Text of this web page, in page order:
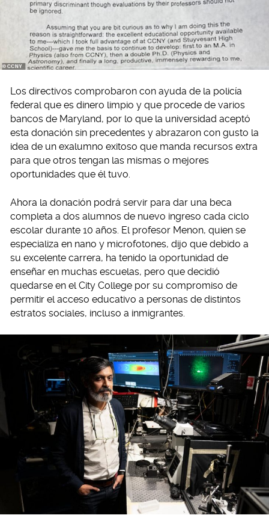
Los directivos comprobaron con ayuda de la policía
federal que es dinero limpio y que procede de varios
bancos de Maryland, por lo que la universidad aceptó
esta donación sin precedentes y abrazaron con gusto la
idea de un exalumno exitoso que manda recursos extra
para que otros tengan las mismas o mejores
oportunidades que él tuvo.
Ahora la donación podrá servir para dar una beca
completa a dos alumnos de nuevo ingreso cada ciclo
escolar durante 10 años. El profesor Menon, quien se
especializa en nano y microfotones, dijo que debido a
su excelente carrera, ha tenido la oportunidad de
enseñar en muchas escuelas, pero que decidió
quedarse en el City College por su compromiso de
permitir el acceso educativo a personas de distintos
estratos sociales, incluso a inmigrantes.